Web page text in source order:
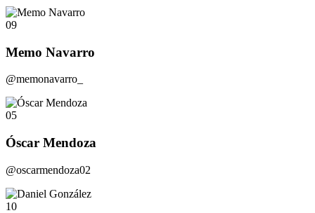
09
Memo Navarro
@memonavarro_
05
Óscar Mendoza
@oscarmendoza02
10